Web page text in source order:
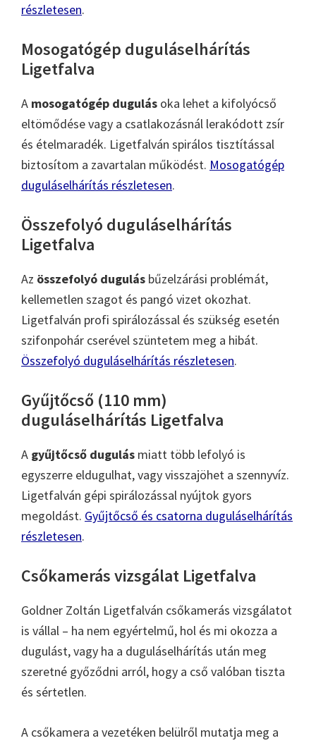
részletesen.
Mosogatógép duguláselhárítás
Ligetfalva
A mosogatógép dugulás oka lehet a kifolyócső
eltömődése vagy a csatlakozásnál lerakódott zsír
és ételmaradék. Ligetfalván spirálos tisztítással
biztosítom a zavartalan működést. Mosogatógép
duguláselhárítás részletesen.
Összefolyó duguláselhárítás
Ligetfalva
Az összefolyó dugulás bűzelzárási problémát,
kellemetlen szagot és pangó vizet okozhat.
Ligetfalván profi spirálozással és szükség esetén
szifonpohár cserével szüntetem meg a hibát.
Összefolyó duguláselhárítás részletesen.
Gyűjtőcső (110 mm)
duguláselhárítás Ligetfalva
A gyűjtőcső dugulás miatt több lefolyó is
egyszerre eldugulhat, vagy visszajöhet a szennyvíz.
Ligetfalván gépi spirálozással nyújtok gyors
megoldást. Gyűjtőcső és csatorna duguláselhárítás
részletesen.
Csőkamerás vizsgálat Ligetfalva
Goldner Zoltán Ligetfalván csőkamerás vizsgálatot
is vállal – ha nem egyértelmű, hol és mi okozza a
dugulást, vagy ha a duguláselhárítás után meg
szeretné győződni arról, hogy a cső valóban tiszta
és sértetlen.
A csőkamera a vezetéken belülről mutatja meg a